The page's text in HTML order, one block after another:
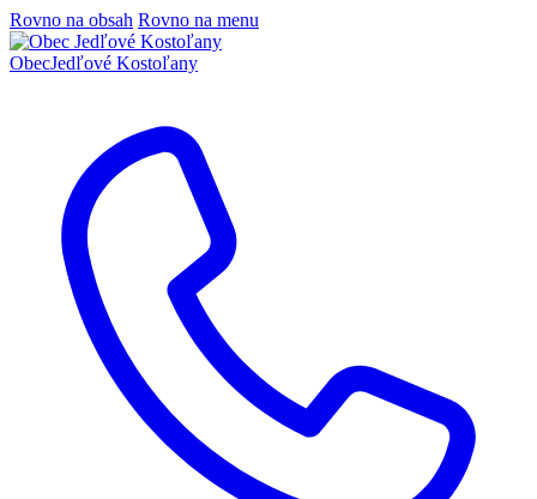
Rovno na obsah Rovno na menu
ObecJedľové Kostoľany